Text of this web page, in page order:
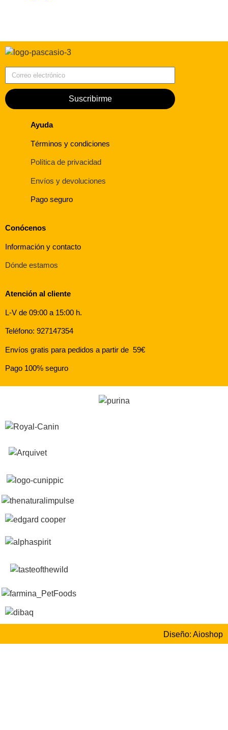
Suscribirme
Ayuda
Términos y condiciones
Política de privacidad
Envíos y devoluciones
Pago seguro
Conócenos
Información y contacto
Dónde estamos
Atención al cliente
L-V de 09:00 a 15:00 h.
Teléfono: 927147354
Envíos gratis para pedidos a partir de 59€
Pago 100% seguro
Diseño: Aioshop